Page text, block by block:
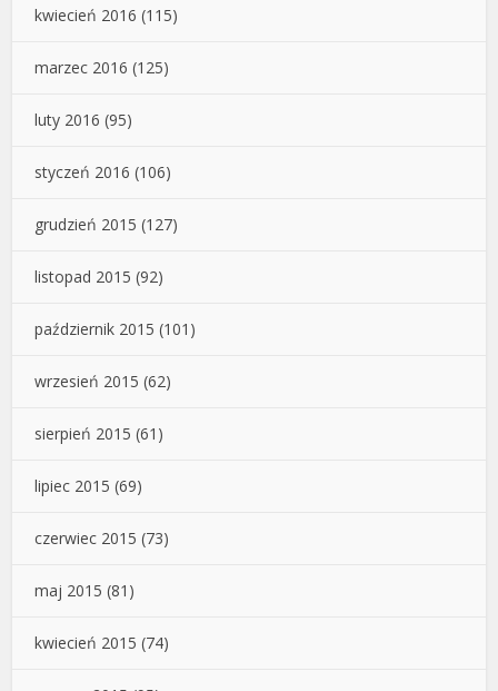
kwiecień 2016 (115)
marzec 2016 (125)
luty 2016 (95)
styczeń 2016 (106)
grudzień 2015 (127)
listopad 2015 (92)
październik 2015 (101)
wrzesień 2015 (62)
sierpień 2015 (61)
lipiec 2015 (69)
czerwiec 2015 (73)
maj 2015 (81)
kwiecień 2015 (74)